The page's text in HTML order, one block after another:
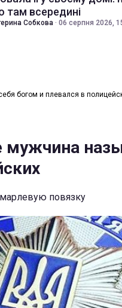
там всередині
Собкова · 06 серпня 2026,
богом и плевался в
повязку